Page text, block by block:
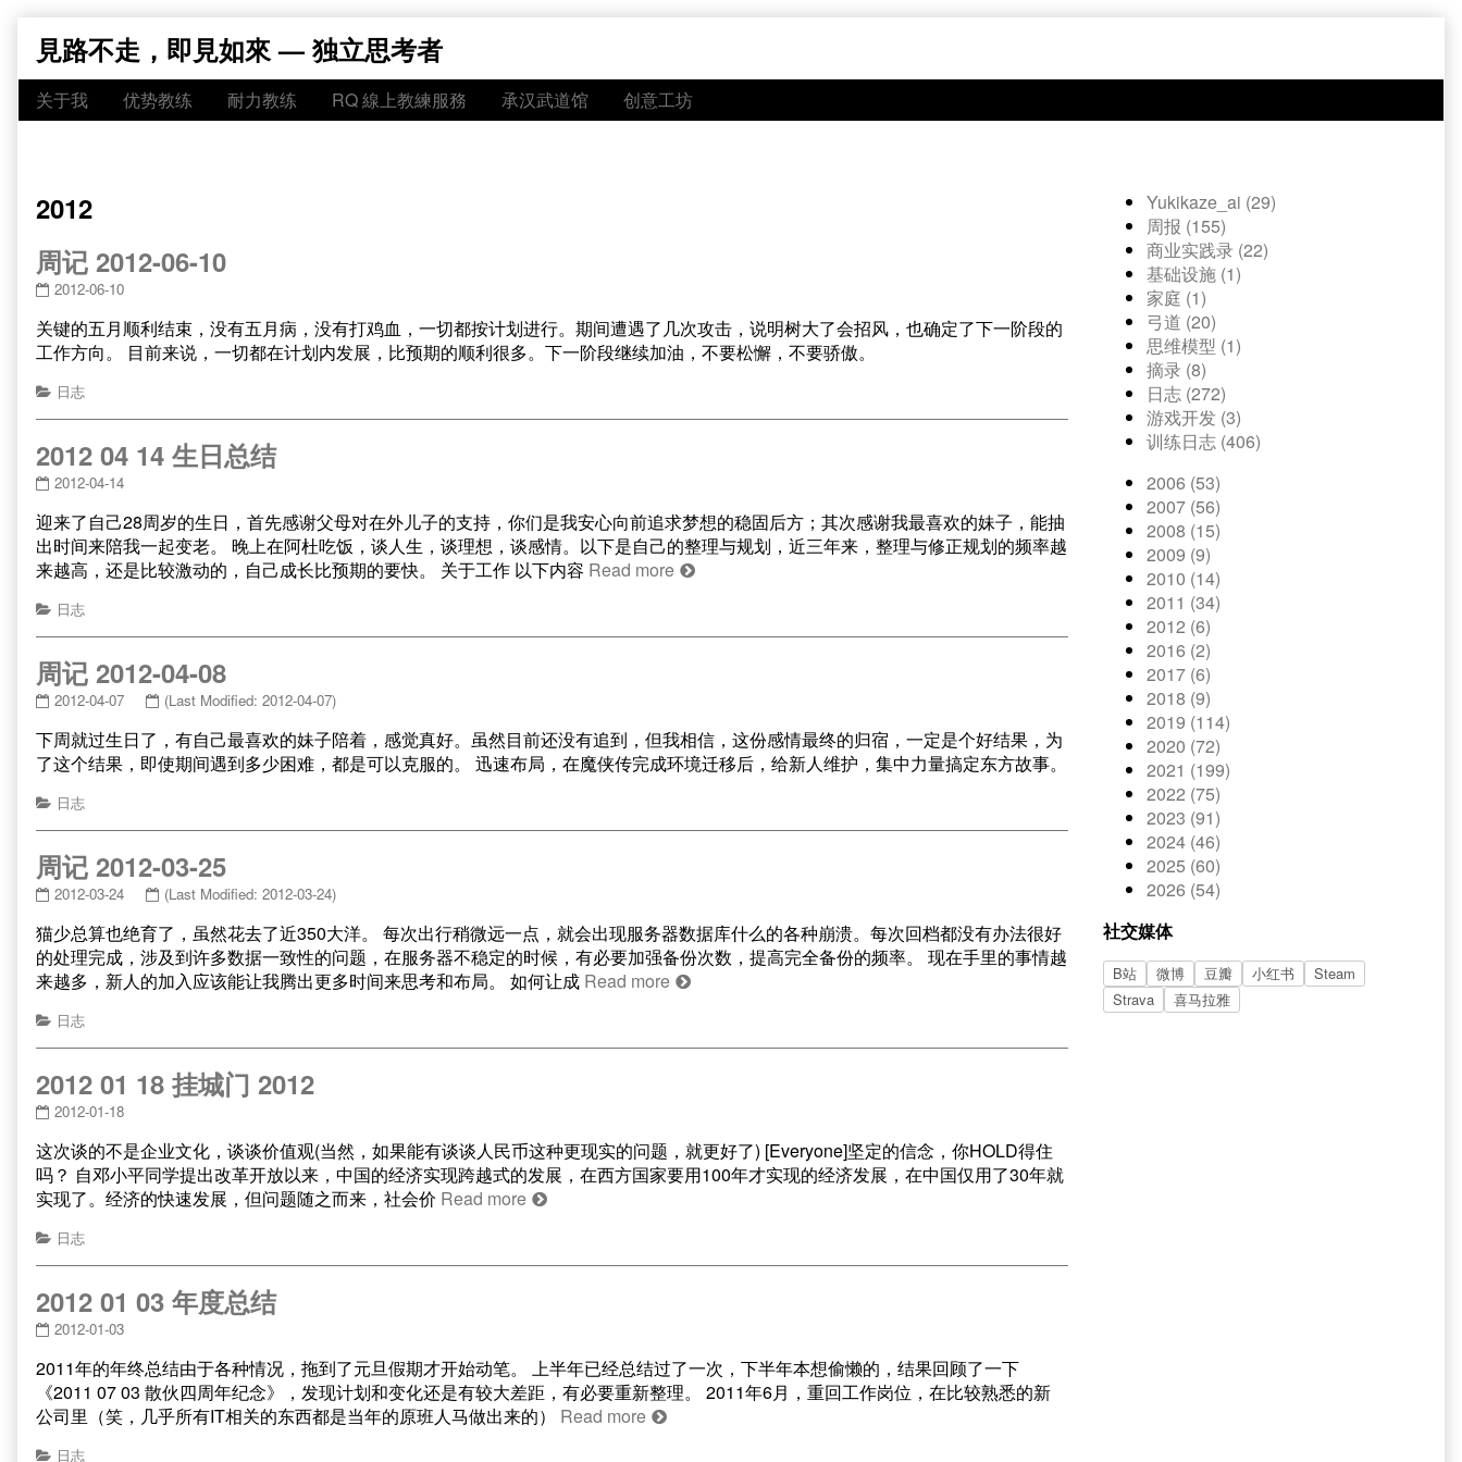
content
見路不走，即見如來 — 独立思考者
关于我 优势教练 耐力教练 RQ 線上教練服務 承汉武道馆 创意工坊
2012
周记 2012-06-10
2012-06-10
关键的五月顺利结束，没有五月病，没有打鸡血，一切都按计划进行。期间遭遇了几次攻击，说明树大了会招风，也确定了下一阶段的
工作方向。 目前来说，一切都在计划内发展，比预期的顺利很多。下一阶段继续加油，不要松懈，不要骄傲。
日志
2012 04 14 生日总结
2012-04-14
迎来了自己28周岁的生日，首先感谢父母对在外儿子的支持，你们是我安心向前追求梦想的稳固后方；其次感谢我最喜欢的妹子，能抽
出时间来陪我一起变老。 晚上在阿杜吃饭，谈人生，谈理想，谈感情。以下是自己的整理与规划，近三年来，整理与修正规划的频率越
来越高，还是比较激动的，自己成长比预期的要快。 关于工作 以下内容 Read more
日志
周记 2012-04-08
2012-04-07 (Last Modified: 2012-04-07)
下周就过生日了，有自己最喜欢的妹子陪着，感觉真好。虽然目前还没有追到，但我相信，这份感情最终的归宿，一定是个好结果，为
了这个结果，即使期间遇到多少困难，都是可以克服的。 迅速布局，在魔侠传完成环境迁移后，给新人维护，集中力量搞定东方故事。
日志
周记 2012-03-25
2012-03-24 (Last Modified: 2012-03-24)
猫少总算也绝育了，虽然花去了近350大洋。 每次出行稍微远一点，就会出现服务器数据库什么的各种崩溃。每次回档都没有办法很好
的处理完成，涉及到许多数据一致性的问题，在服务器不稳定的时候，有必要加强备份次数，提高完全备份的频率。 现在手里的事情越
来越多，新人的加入应该能让我腾出更多时间来思考和布局。 如何让成 Read more
日志
2012 01 18 挂城门 2012
2012-01-18
这次谈的不是企业文化，谈谈价值观(当然，如果能有谈谈人民币这种更现实的问题，就更好了) [Everyone]坚定的信念，你HOLD得住
吗？ 自邓小平同学提出改革开放以来，中国的经济实现跨越式的发展，在西方国家要用100年才实现的经济发展，在中国仅用了30年就
实现了。经济的快速发展，但问题随之而来，社会价 Read more
日志
2012 01 03 年度总结
2012-01-03
2011年的年终总结由于各种情况，拖到了元旦假期才开始动笔。 上半年已经总结过了一次，下半年本想偷懒的，结果回顾了一下
《2011 07 03 散伙四周年纪念》，发现计划和变化还是有较大差距，有必要重新整理。 2011年6月，重回工作岗位，在比较熟悉的新
公司里（笑，几乎所有IT相关的东西都是当年的原班人马做出来的） Read more
日志
Yukikaze_ai (29)
周报 (155)
商业实践录 (22)
基础设施 (1)
家庭 (1)
弓道 (20)
思维模型 (1)
摘录 (8)
日志 (272)
游戏开发 (3)
训练日志 (406)
2006 (53)
2007 (56)
2008 (15)
2009 (9)
2010 (14)
2011 (34)
2012 (6)
2016 (2)
2017 (6)
2018 (9)
2019 (114)
2020 (72)
2021 (199)
2022 (75)
2023 (91)
2024 (46)
2025 (60)
2026 (54)
社交媒体
B站 微博 豆瓣 小红书
Steam
Strava
喜马拉雅